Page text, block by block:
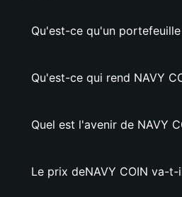
Qu'est-ce qu'un portefeuille
Qu'est-ce qui rend NAVY
Quel est l'avenir de NAVY
Le prix deNAVY COIN va-